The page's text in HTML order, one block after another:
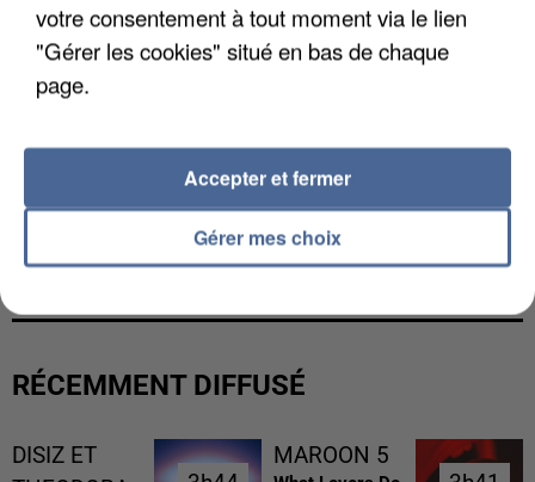
L’UN DES FONDATEURS SUPPOSÉS DE LA DZ
MAFIA INTERPELLÉ EN ALGÉRIE
RÉCEMMENT DIFFUSÉ
DISIZ ET
MAROON 5
votre consentement à tout moment via le lien
"Gérer les cookies" situé en bas de chaque
page.
Gérer mes choix
Accepter et fermer